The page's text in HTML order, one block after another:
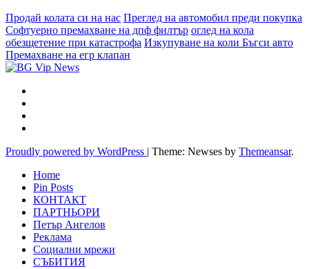
Продай колата си на нас Преглед на автомобил преди покупка
Софтуерно премахване на дпф филтър оглед на кола
обезщетение при катастрофа Изкупуване на коли Бъгси авто
Премахване на егр клапан
Proudly powered by WordPress Theme: Newses by Themeansar.
Home
Pin Posts
КОНТАКТ
ПАРТНЬОРИ
Петър Ангелов
Реклама
Социални мрежи
СЪБИТИЯ